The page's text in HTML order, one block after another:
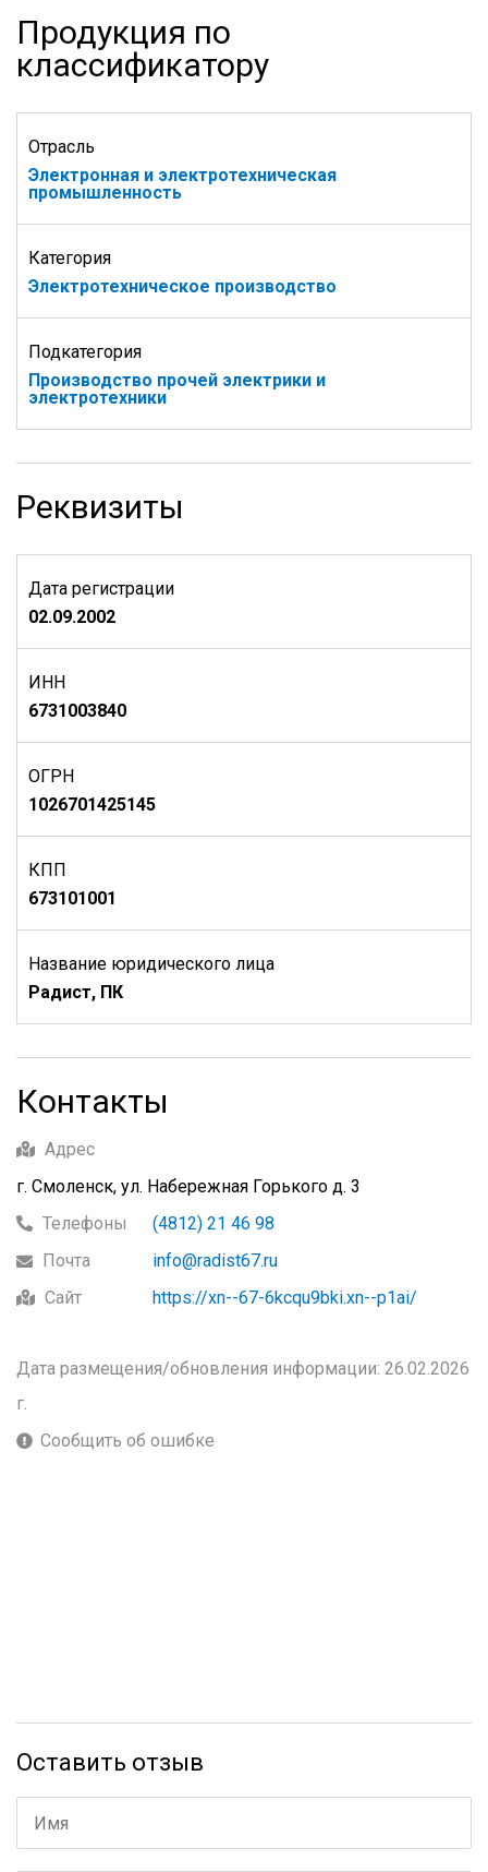
Продукция по
классификатору
Отрасль
Электронная и электротехническая
промышленность
Категория
Электротехническое производство
Подкатегория
Производство прочей электрики и
электротехники
Реквизиты
Дата регистрации
02.09.2002
ИНН
6731003840
ОГРН
1026701425145
КПП
673101001
Название юридического лица
Радист, ПК
Контакты
Адрес
г. Смоленск, ул. Набережная Горького д. 3
Телефоны
(4812) 21 46 98
Почта
info@radist67.ru
Сайт
https://xn--67-6kcqu9bki.xn--p1ai/
Дата размещения/обновления информации: 26.02.2026
г.
Сообщить об ошибке
Оставить отзыв